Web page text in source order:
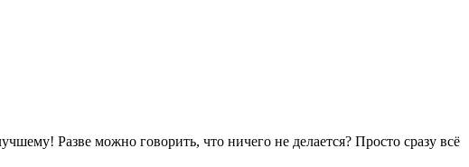
Разве можно говорить, что ничего не делается? Просто сразу всё